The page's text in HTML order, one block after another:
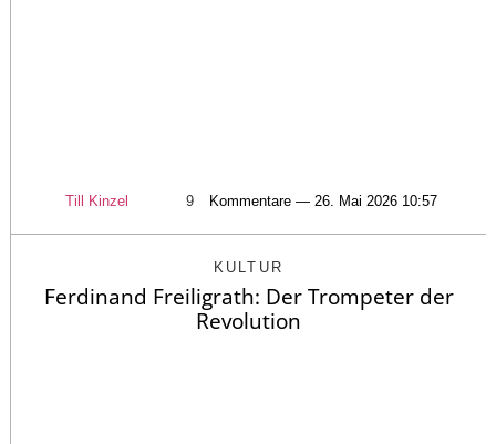
Till Kinzel 9 Kommentare — 26. Mai 2026 10:57
KULTUR
Ferdinand Freiligrath: Der Trompeter der
Revolution